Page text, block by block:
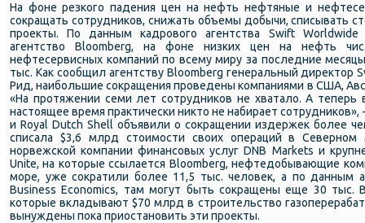
На фоне резкого падения цен на нефть нефтяные и
сокращать сотрудников, снижать объемы добычи, списывать
проекты. По данным кадрового агентства Swift Worldwide
агентство Bloomberg, на фоне низких цен на нефть
нефтесервисных компаний по всему миру за последние
тыс. Как сообщил агентству Bloomberg генеральный директор
Рид, наибольшие сокращения проведены компаниями в США,
«На протяжении семи лет сотрудников не хватало. А теперь
настоящее время практически никто не набирает сотрудников»,
и Royal Dutch Shell объявили о сокращении издержек более
списала $3,6 млрд стоимости своих операций в
норвежской компании финансовых услуг DNB Markets и
Unite, на которые ссылается Bloomberg, нефтедобывающие
море, уже сократили более 11,5 тыс. человек, а по данным
Business Economics, там могут быть сокращены еще 30 тыс.
которые вкладывают $70 млрд в строительство
вынуждены пока приостановить эти проекты.